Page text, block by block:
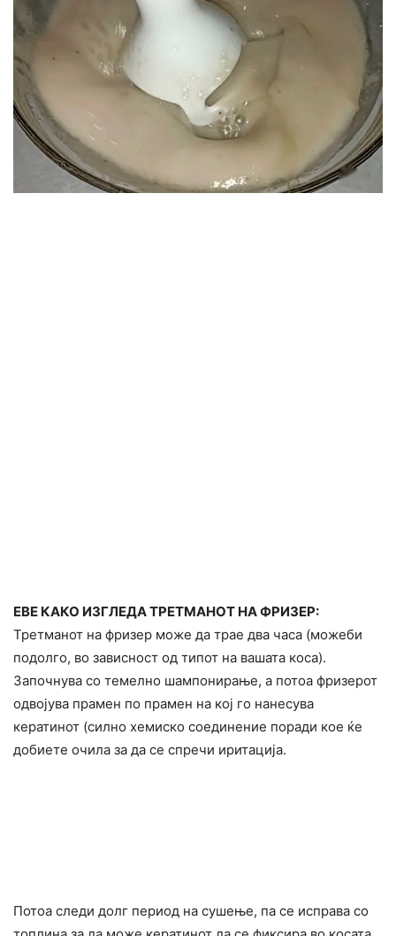
ЕВЕ КАКО ИЗГЛЕДА ТРЕТМАНОТ НА ФРИЗЕР:
Третманот на фризер може да трае два часа (можеби
подолго, во зависност од типот на вашата коса).
Започнува со темелно шампонирање, а потоа фризерот
одвојува прамен по прамен на кој го нанесува
кератинот (силно xемиско соединение поради кое ќе
добиете очила за да се спречи иритација.
Потоа следи долг период на сушење, па се исправа со